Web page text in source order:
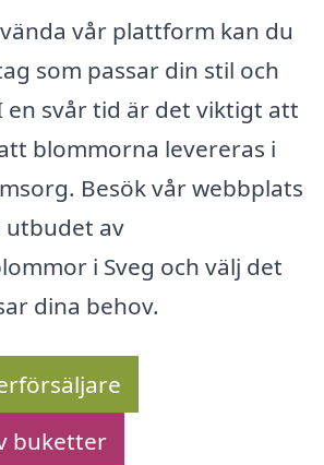
vår plattform kan du
som passar din stil och
en svår tid är det viktigt att
blommorna levereras i
Besök vår webbplats
utbudet av
i Sveg och välj det
dina behov.
buketter